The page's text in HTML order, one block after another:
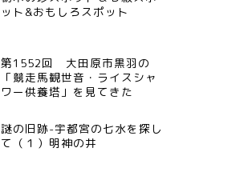
ット&おもしろスポット
第1552回 大田原市黒羽の
「競走馬観世音・ライスシャ
ワー供養塔」を見てきた
謎の旧跡-宇都宮の七水を探し
て（１）明神の井